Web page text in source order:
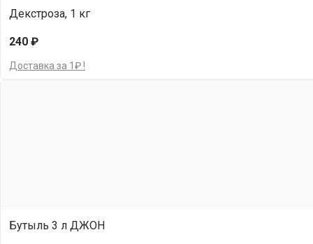
Декстроза, 1 кг
240 ₽
Доставка за 1₽ !
Бутыль 3 л ДЖОН